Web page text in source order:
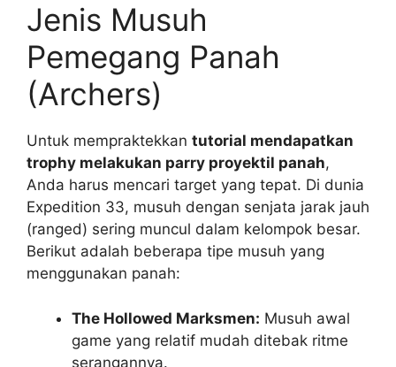
Jenis Musuh
Pemegang Panah
(Archers)
Untuk mempraktekkan tutorial mendapatkan
trophy melakukan parry proyektil panah,
Anda harus mencari target yang tepat. Di dunia
Expedition 33, musuh dengan senjata jarak jauh
(ranged) sering muncul dalam kelompok besar.
Berikut adalah beberapa tipe musuh yang
menggunakan panah:
The Hollowed Marksmen: Musuh awal
game yang relatif mudah ditebak ritme
serangannya.